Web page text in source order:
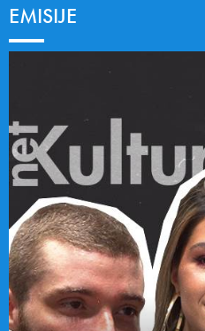
EMISIJE